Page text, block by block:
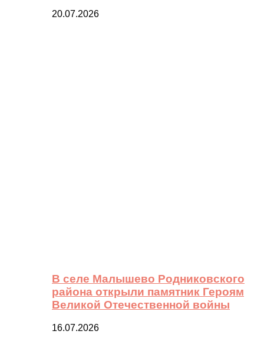
20.07.2026
В селе Малышево Родниковского
района открыли памятник Героям
Великой Отечественной войны
16.07.2026